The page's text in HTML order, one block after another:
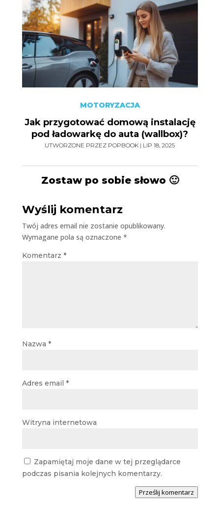
MOTORYZACJA
Jak przygotować domową instalację
pod ładowarkę do auta (wallbox)?
UTWORZONE PRZEZ POPBOOK | LIP 18, 2025
Zostaw po sobie słowo 🙂
Wyślij komentarz
Twój adres email nie zostanie opublikowany.
Wymagane pola są oznaczone *
Komentarz *
Nazwa *
Adres email *
Witryna internetowa
Zapamiętaj moje dane w tej przeglądarce
podczas pisania kolejnych komentarzy.
Prześlij komentarz